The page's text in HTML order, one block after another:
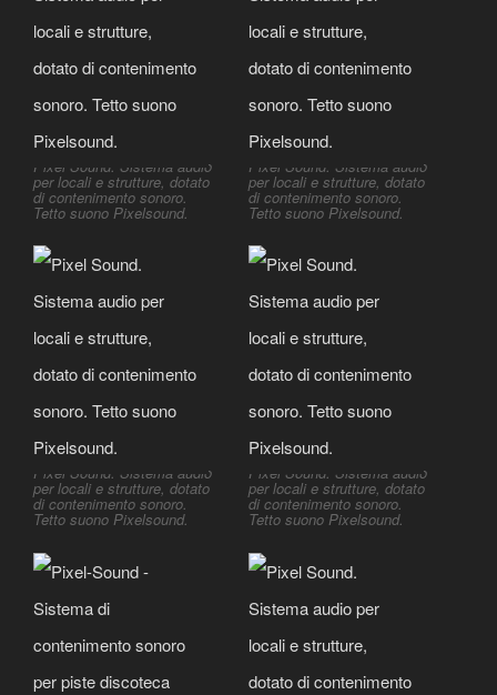
Pixel Sound. Sistema audio
per locali e strutture, dotato
di contenimento sonoro.
Tetto suono Pixelsound.
Pixel Sound. Sistema audio
per locali e strutture, dotato
di contenimento sonoro.
Tetto suono Pixelsound.
Pixel Sound. Sistema audio
per locali e strutture, dotato
di contenimento sonoro.
Tetto suono Pixelsound.
Pixel Sound. Sistema audio
per locali e strutture, dotato
di contenimento sonoro.
Tetto suono Pixelsound.